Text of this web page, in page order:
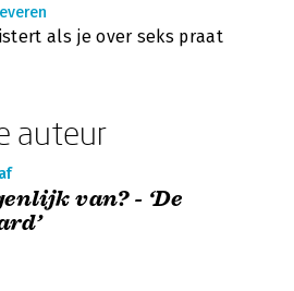
als je over seks praat
auteur
van? - ‘De